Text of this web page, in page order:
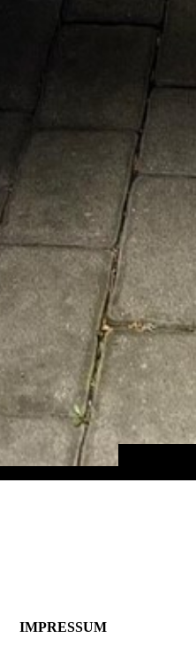
IMPRESSUM